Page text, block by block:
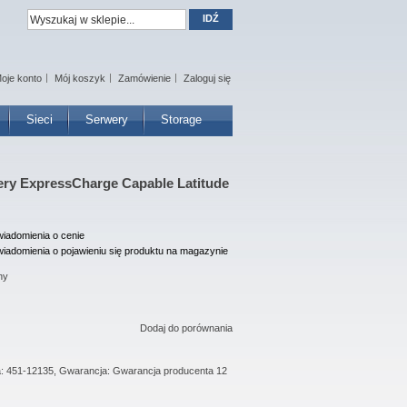
Sieci Serwery Storage
konto Mój koszyk Zamówienie Zaloguj się
IDŹ
ExpressCharge Capable Latitude
o cenie
o pojawieniu się produktu na magazynie
Dodaj do porównania
451-12135, Gwarancja: Gwarancja producenta 12